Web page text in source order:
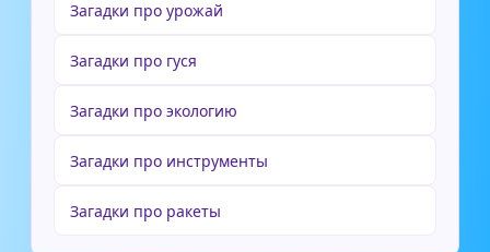
Загадки про урожай
Загадки про гуся
Загадки про экологию
Загадки про инструменты
Загадки про ракеты